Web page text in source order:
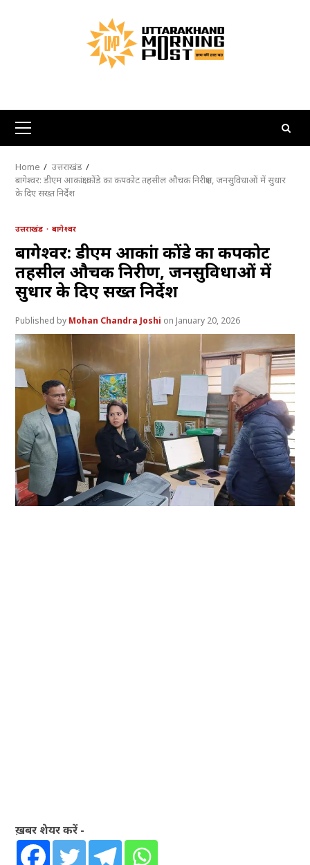
Primary
Menu
Home
उत्तराखंड
बागेश्वर: डीएम आकांक्षा कोंडे का कपकोट तहसील औचक निरीक्षण, जनसुविधाओं में सुधार
के दिए सख्त निर्देश
उत्तराखंड बागेश्वर
बागेश्वर: डीएम आकांक्षा कोंडे का कपकोट
तहसील औचक निरीक्षण, जनसुविधाओं में
सुधार के दिए सख्त निर्देश
Mohan Chandra Joshi January 20, 2026
ख़बर शेयर करें -